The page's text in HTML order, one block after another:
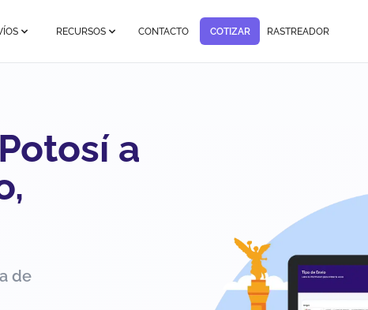
RECURSOS CONTACTO COTIZAR RASTREADOR
a
de